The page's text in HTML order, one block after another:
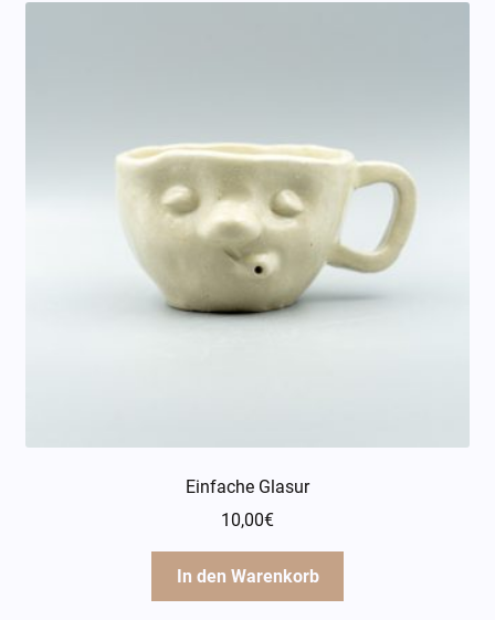
Einfache Glasur
10,00€
In den Warenkorb